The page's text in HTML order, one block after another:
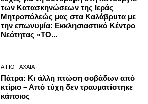
των Κατασκηνώσεων της Ιεράς
Μητροπόλεώς μας στα Καλάβρυτα με
την επωνυμία: Εκκλησιαστικό Κέντρο
Νεότητας «ΤΟ...
ΑΊΓΙΟ - ΑΧΑΪ́Α
Πάτρα: Κι άλλη πτώση σοβάδων από
κτίριο – Από τύχη δεν τραυματίστηκε
κάποιος